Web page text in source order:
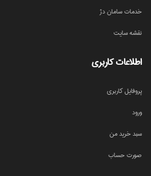
خدمات سامان دژ
نقشه سایت
اطلاعات کاربری
پروفایل کاربری
ورود
سبد خرید من
صورت حساب